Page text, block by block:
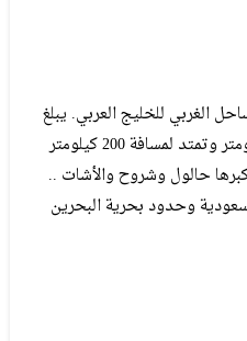
الغربي للخليج العربي. يبلغ
عرض شبه الجزيرة حوالي 100 كيلومتر وتمتد لمسافة 200 كيلومتر
حالول وشروح والأشات ..
وحدود بحرية البحرين